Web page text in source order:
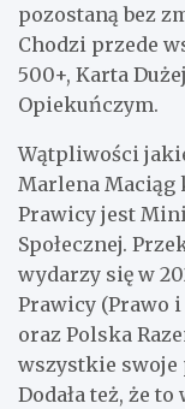
pozostaną bez
Chodzi przede
500+, Karta
Opiekuńczym.
Wątpliwości
Marlena Maciąg
Prawicy jest
Społecznej.
wydarzy się w
Prawicy (Prawo
oraz Polska
wszystkie
Dodała też, że